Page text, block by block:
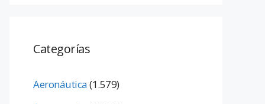
Categorías
Aeronáutica(1.579)